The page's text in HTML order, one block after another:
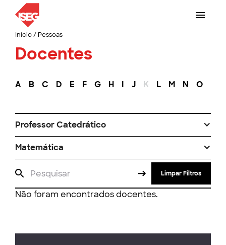
Início/ Pessoas
Docentes
A B C D E F G H I J K L M N O
Professor Catedrático
Matemática
Limpar Filtros
Não foram encontrados docentes.